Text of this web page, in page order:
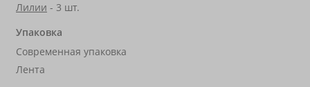
Лилии - 3 шт.
Упаковка
Современная упаковка
Лента